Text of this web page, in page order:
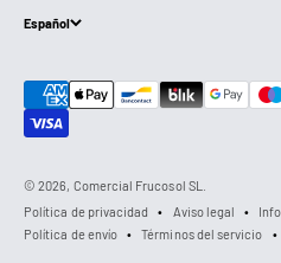
Español
© 2026, Comercial Frucosol SL.
Política de privacidad
Aviso legal
Política de envío
Términos del servicio